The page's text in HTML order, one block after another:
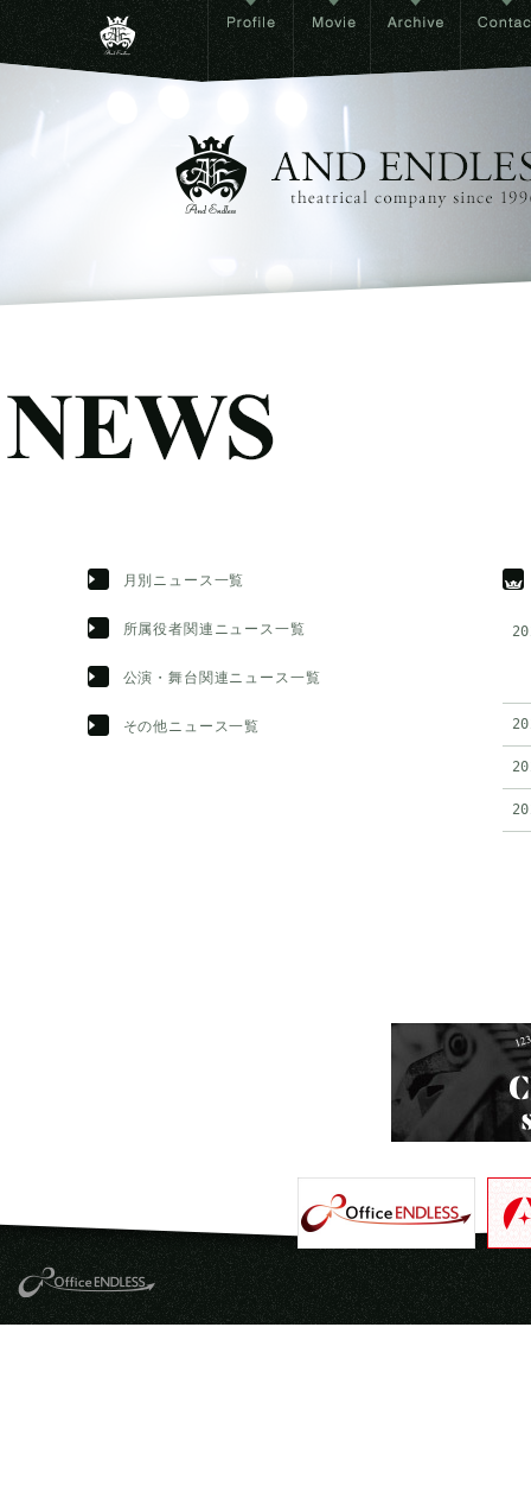
月別ニュース一覧
所属役者関連ニュース一覧
公演・舞台関連ニュース一覧
その他ニュース一覧